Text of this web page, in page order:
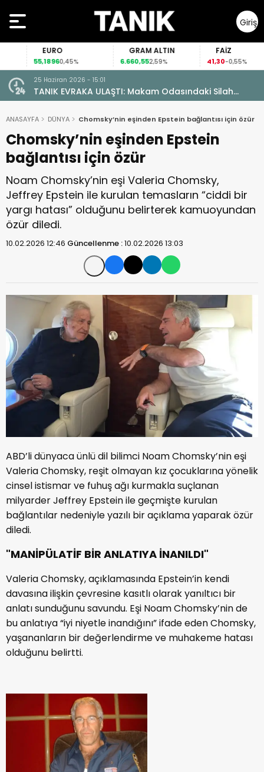
Giriş
Yap
55,18960,45%
GRAM ALTIN
6.660,552,59% -0,55%
25 Haziran 2026 - 15:01
TANIK EVRAKA ULAŞTI: Makam Odasındaki Silah
Ruhsatsız Çıktı!
ANASAYFA DÜNYA Chomsky’nin eşinden Epstein bağlantısı için özür
Chomsky’nin eşinden Epstein
bağlantısı için özür
Noam Chomsky’nin eşi Valeria Chomsky,
Jeffrey Epstein ile kurulan temasların “ciddi bir
yargı hatası” olduğunu belirterek kamuoyundan
özür diledi.
10.02.2026 12:46 Güncellenme :10.02.2026 13:03
ABD’li dünyaca ünlü dil bilimci Noam Chomsky’nin eşi
Valeria Chomsky, reşit olmayan kız çocuklarına yönelik
cinsel istismar ve fuhuş ağı kurmakla suçlanan
milyarder Jeffrey Epstein ile geçmişte kurulan
bağlantılar nedeniyle yazılı bir açıklama yaparak özür
diledi.
"MANİPÜLATİF BİR ANLATIYA İNANILDI"
Valeria Chomsky, açıklamasında Epstein’in kendi
davasına ilişkin çevresine kasıtlı olarak yanıltıcı bir
anlatı sunduğunu savundu. Eşi Noam Chomsky’nin de
bu anlatıya “iyi niyetle inandığını” ifade eden Chomsky,
yaşananların bir değerlendirme ve muhakeme hatası
olduğunu belirtti.